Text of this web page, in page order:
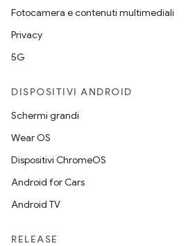
Fotocamera e contenuti multimediali
Privacy
5G
DISPOSITIVI ANDROID
Schermi grandi
Wear OS
Dispositivi ChromeOS
Android for Cars
Android TV
RELEASE